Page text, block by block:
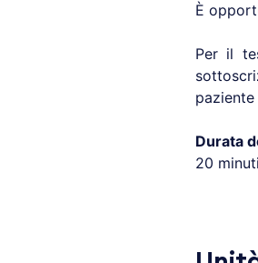
È
Per il
Durata
20 minuti